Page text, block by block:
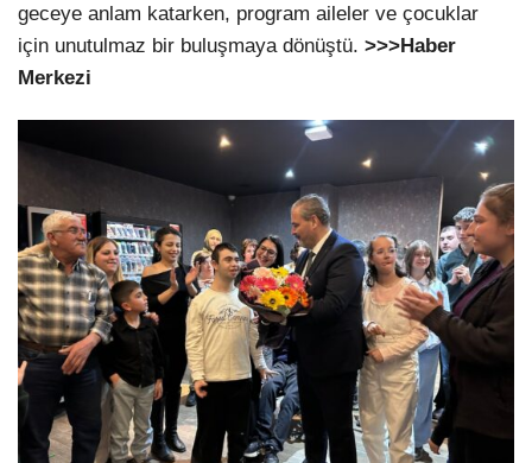
geceye anlam katarken, program aileler ve çocuklar
için unutulmaz bir buluşmaya dönüştü. >>>Haber
Merkezi